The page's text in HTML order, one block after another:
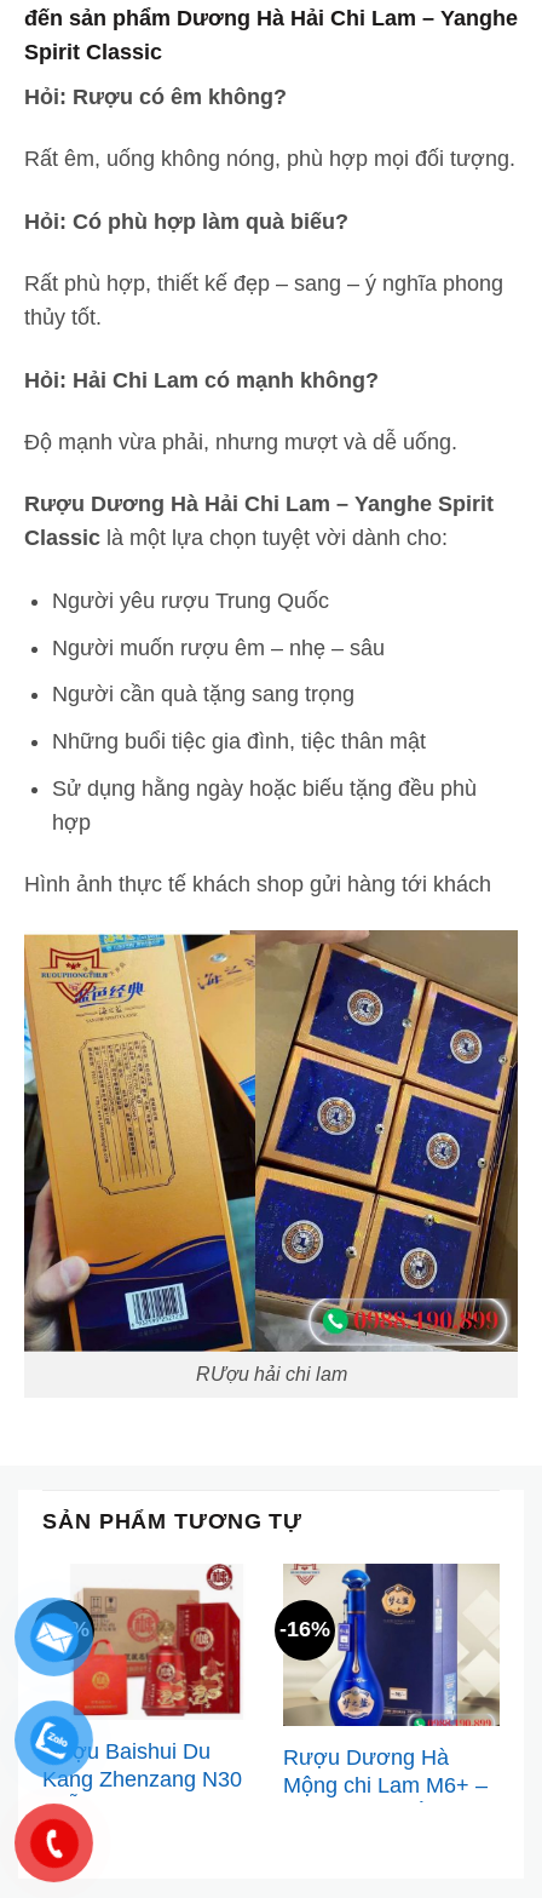
đến sản phẩm Dương Hà Hải Chi Lam – Yanghe
Spirit Classic
Hỏi: Rượu có êm không?
Rất êm, uống không nóng, phù hợp mọi đối tượng.
Hỏi: Có phù hợp làm quà biếu?
Rất phù hợp, thiết kế đẹp – sang – ý nghĩa phong
thủy tốt.
Hỏi: Hải Chi Lam có mạnh không?
Độ mạnh vừa phải, nhưng mượt và dễ uống.
Rượu Dương Hà Hải Chi Lam – Yanghe Spirit
Classic là một lựa chọn tuyệt vời dành cho:
Người yêu rượu Trung Quốc
Người muốn rượu êm – nhẹ – sâu
Người cần quà tặng sang trọng
Những buổi tiệc gia đình, tiệc thân mật
Sử dụng hằng ngày hoặc biếu tặng đều phù
hợp
Hình ảnh thực tế khách shop gửi hàng tới khách
RƯợu hải chi lam
SẢN PHẨM TƯƠNG TỰ
-49%
Rượu Baishui Du
Kang Zhenzang N30
(Mẫu đỏ) 500ml
-16%
Rượu Dương Hà
Mộng chi Lam M6+ –